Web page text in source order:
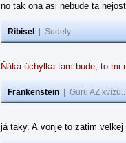
no tak ona asi nebude ta
Ribisel Sudety
Ňáká úchylka tam bude, to
Frankenstein Guru AZ
já taky. A vonje to zatim velkej